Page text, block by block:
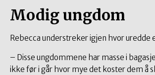
Modig ungdom
Rebecca understreker igjen hvor uredde
– Disse ungdommene har masse i
ikke før i går hvor mye det koster dem å